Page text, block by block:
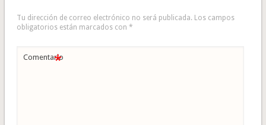
Tu dirección de correo electrónico no será publicada. Los campos
obligatorios están marcados con *
Comentario
*